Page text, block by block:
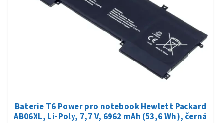
Baterie T6 Power pro notebook Hewlett Packard
AB06XL, Li-Poly, 7,7 V, 6962 mAh (53,6 Wh), černá